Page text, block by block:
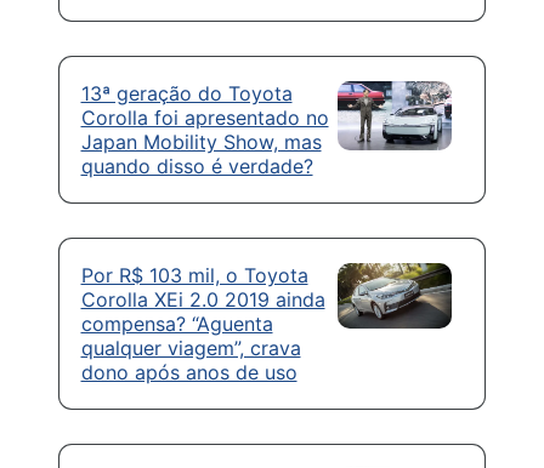
13ª geração do Toyota
Corolla foi apresentado no
Japan Mobility Show, mas
quando disso é verdade?
Por R$ 103 mil, o Toyota
Corolla XEi 2.0 2019 ainda
compensa? “Aguenta
qualquer viagem”, crava
dono após anos de uso